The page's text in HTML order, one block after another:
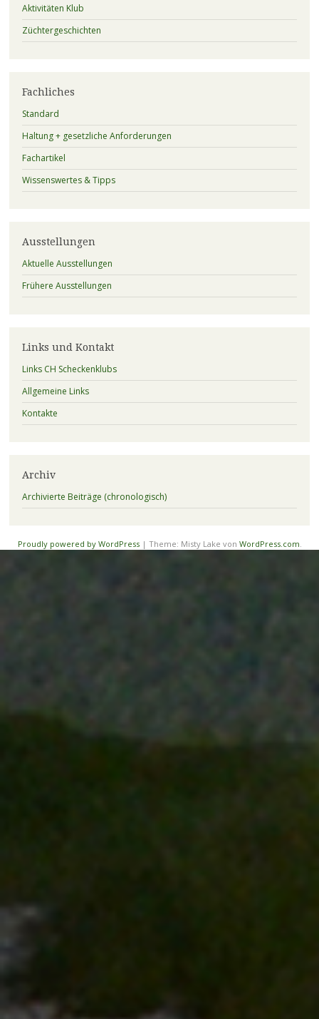
Aktivitäten Klub
Züchtergeschichten
Fachliches
Standard
Haltung + gesetzliche Anforderungen
Fachartikel
Wissenswertes & Tipps
Ausstellungen
Aktuelle Ausstellungen
Frühere Ausstellungen
Links und Kontakt
Links CH Scheckenklubs
Allgemeine Links
Kontakte
Archiv
Archivierte Beiträge (chronologisch)
Proudly powered by WordPress | Theme: Misty Lake von WordPress.com.